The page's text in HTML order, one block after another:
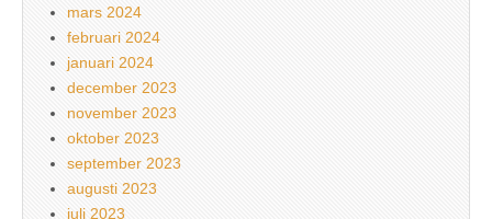
mars 2024
februari 2024
januari 2024
december 2023
november 2023
oktober 2023
september 2023
augusti 2023
juli 2023